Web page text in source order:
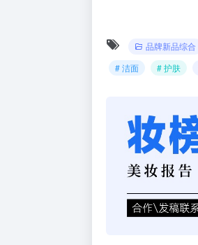
品牌新品综合
# 洁面
# 护肤